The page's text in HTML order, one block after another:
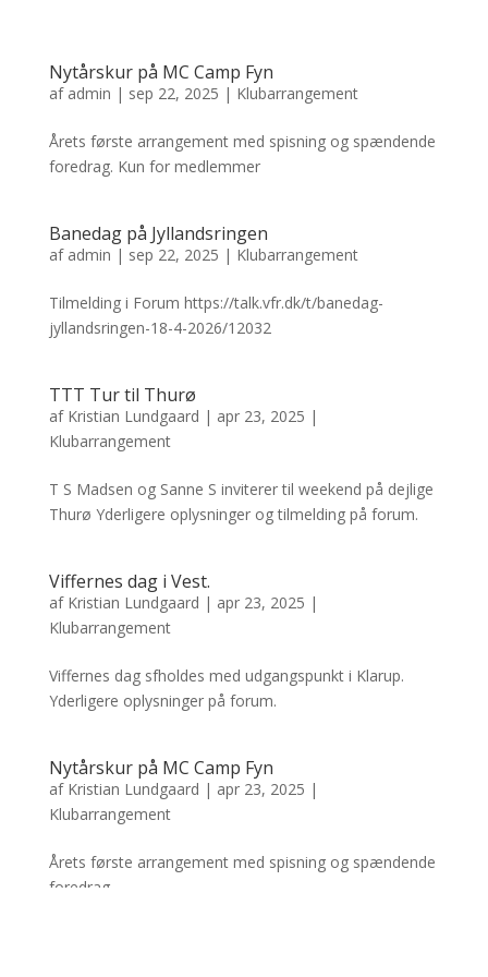
Nytårskur på MC Camp Fyn
af admin | sep 22, 2025 | Klubarrangement
Årets første arrangement med spisning og spændende
foredrag. Kun for medlemmer
Banedag på Jyllandsringen
af admin | sep 22, 2025 | Klubarrangement
Tilmelding i Forum https://talk.vfr.dk/t/banedag-
jyllandsringen-18-4-2026/12032
TTT Tur til Thurø
af Kristian Lundgaard | apr 23, 2025 |
Klubarrangement
T S Madsen og Sanne S inviterer til weekend på dejlige
Thurø Yderligere oplysninger og tilmelding på forum.
Viffernes dag i Vest.
af Kristian Lundgaard | apr 23, 2025 |
Klubarrangement
Viffernes dag sfholdes med udgangspunkt i Klarup.
Yderligere oplysninger på forum.
Nytårskur på MC Camp Fyn
af Kristian Lundgaard | apr 23, 2025 |
Klubarrangement
Årets første arrangement med spisning og spændende
foredrag.